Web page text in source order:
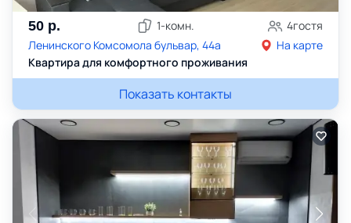
50 р. 1-комн. 4гостя
Ленинского Комсомола бульвар, 44а
На карте
Квартира для комфортного проживания
Показать контакты